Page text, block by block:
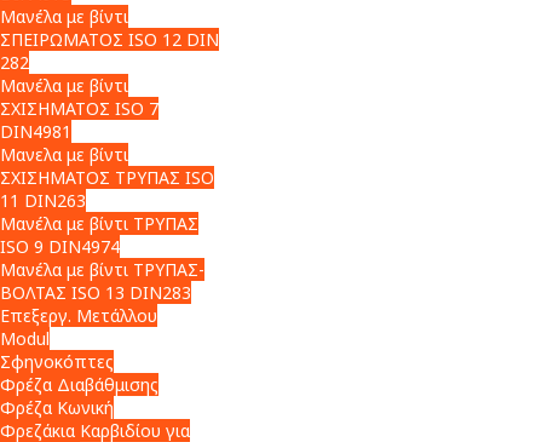
Μανέλα με βίντι
ΣΠΕΙΡΩΜΑΤΟΣ ISO 12 DIN
282
Μανέλα με βίντι
ΣΧΙΣΗΜΑΤΟΣ ISO 7
DIN4981
Μανελα με βίντι
ΣΧΙΣΗΜΑΤΟΣ ΤΡΥΠΑΣ ISO
11 DIN263
Μανέλα με βίντι ΤΡΥΠΑΣ
ISO 9 DIN4974
Μανέλα με βίντι ΤΡΥΠΑΣ-
ΒΟΛΤΑΣ ISO 13 DIN283
Επεξεργ. Μετάλλου
Modul
Σφηνοκόπτες
Φρέζα Διαβάθμισης
Φρέζα Κωνική
Φρεζάκια Καρβιδίου για